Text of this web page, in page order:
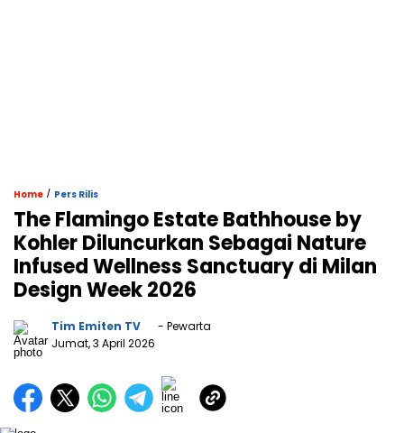
Home / Pers Rilis
The Flamingo Estate Bathhouse by
Kohler Diluncurkan Sebagai Nature
Infused Wellness Sanctuary di Milan
Design Week 2026
Tim Emiten TV
- Pewarta
Jumat, 3 April 2026